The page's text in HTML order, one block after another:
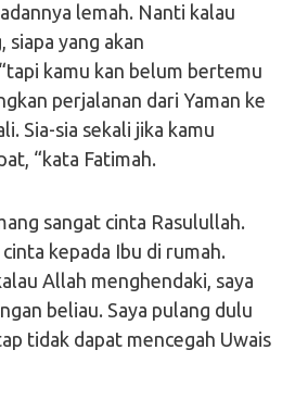
lemah. Nanti kalau
siapa yang akan
kamu kan belum bertemu
perjalanan dari Yaman ke
Sia-sia sekali jika kamu
“kata Fatimah.
sangat cinta Rasulullah.
kepada Ibu di rumah.
Allah menghendaki, saya
beliau. Saya pulang dulu
tidak dapat mencegah Uwais